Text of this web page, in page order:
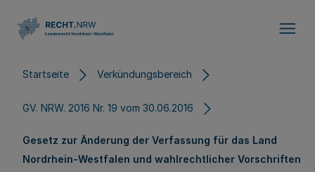
Startseite Verkündungsbereich
GV. NRW. 2016 Nr. 19 vom 30.06.2016
Gesetz zur Änderung der Verfassung für das Land
Nordrhein-Westfalen und wahlrechtlicher Vorschriften